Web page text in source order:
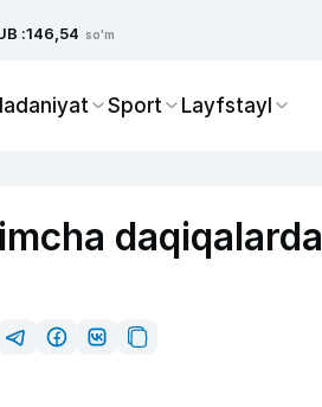
:146,54 so'm
Sport Layfstayl
daqiqalarda